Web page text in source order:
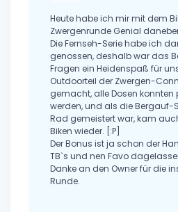
Heute habe ich mir mit dem
Zwergenrunde Genial
Die Fernseh-Serie habe ich
genossen, deshalb war das
Fragen ein Heidenspaß für
Outdoorteil der Zwergen-
gemacht, alle Dosen
werden, und als die Bergauf-
Rad gemeistert war, kam
Biken wieder. [:P]
Der Bonus ist ja schon der
TB`s und nen Favo
Danke an den Owner für die
Runde.